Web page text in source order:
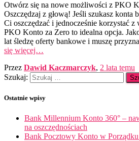
Otwórz się na nowe możliwości z PKO
Oszczędzaj z głową! Jeśli szukasz konta
Ci oszczędzać i jednocześnie korzystać
PKO Konto za Zero to idealna opcja.
lat śledzę oferty bankowe i muszę
się więcej…
Przez Dawid Kaczmarczyk, 2 lata temu
Szukaj:
Ostatnie wpisy
Bank Millennium Konto 360° –
na oszczędnościach
Bank Pocztowy Konto w